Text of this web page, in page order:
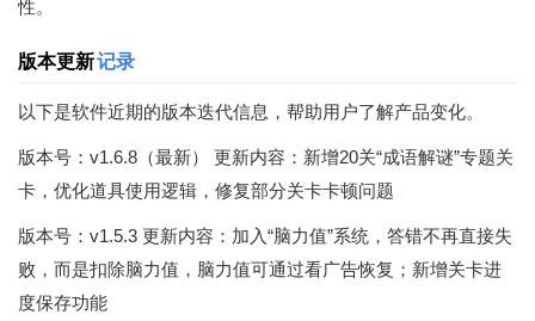
性。
版本更新记录
以下是软件近期的版本迭代信息，帮助用户了解产品变化。
版本号：v1.6.8（最新） 更新内容：新增20关“成语解谜”专题关
卡，优化道具使用逻辑，修复部分关卡卡顿问题
版本号：v1.5.3 更新内容：加入“脑力值”系统，答错不再直接失
败，而是扣除脑力值，脑力值可通过看广告恢复；新增关卡进
度保存功能